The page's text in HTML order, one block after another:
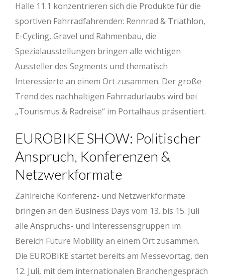
Halle 11.1 konzentrieren sich die Produkte für die
sportiven Fahrradfahrenden: Rennrad & Triathlon,
E-Cycling, Gravel und Rahmenbau, die
Spezialausstellungen bringen alle wichtigen
Aussteller des Segments und thematisch
Interessierte an einem Ort zusammen. Der große
Trend des nachhaltigen Fahrradurlaubs wird bei
„Tourismus & Radreise“ im Portalhaus präsentiert.
EUROBIKE SHOW: Politischer
Anspruch, Konferenzen &
Netzwerkformate
Zahlreiche Konferenz- und Netzwerkformate
bringen an den Business Days vom 13. bis 15. Juli
alle Anspruchs- und Interessensgruppen im
Bereich Future Mobility an einem Ort zusammen.
Die EUROBIKE startet bereits am Messevortag, den
12. Juli, mit dem internationalen Branchengespräch